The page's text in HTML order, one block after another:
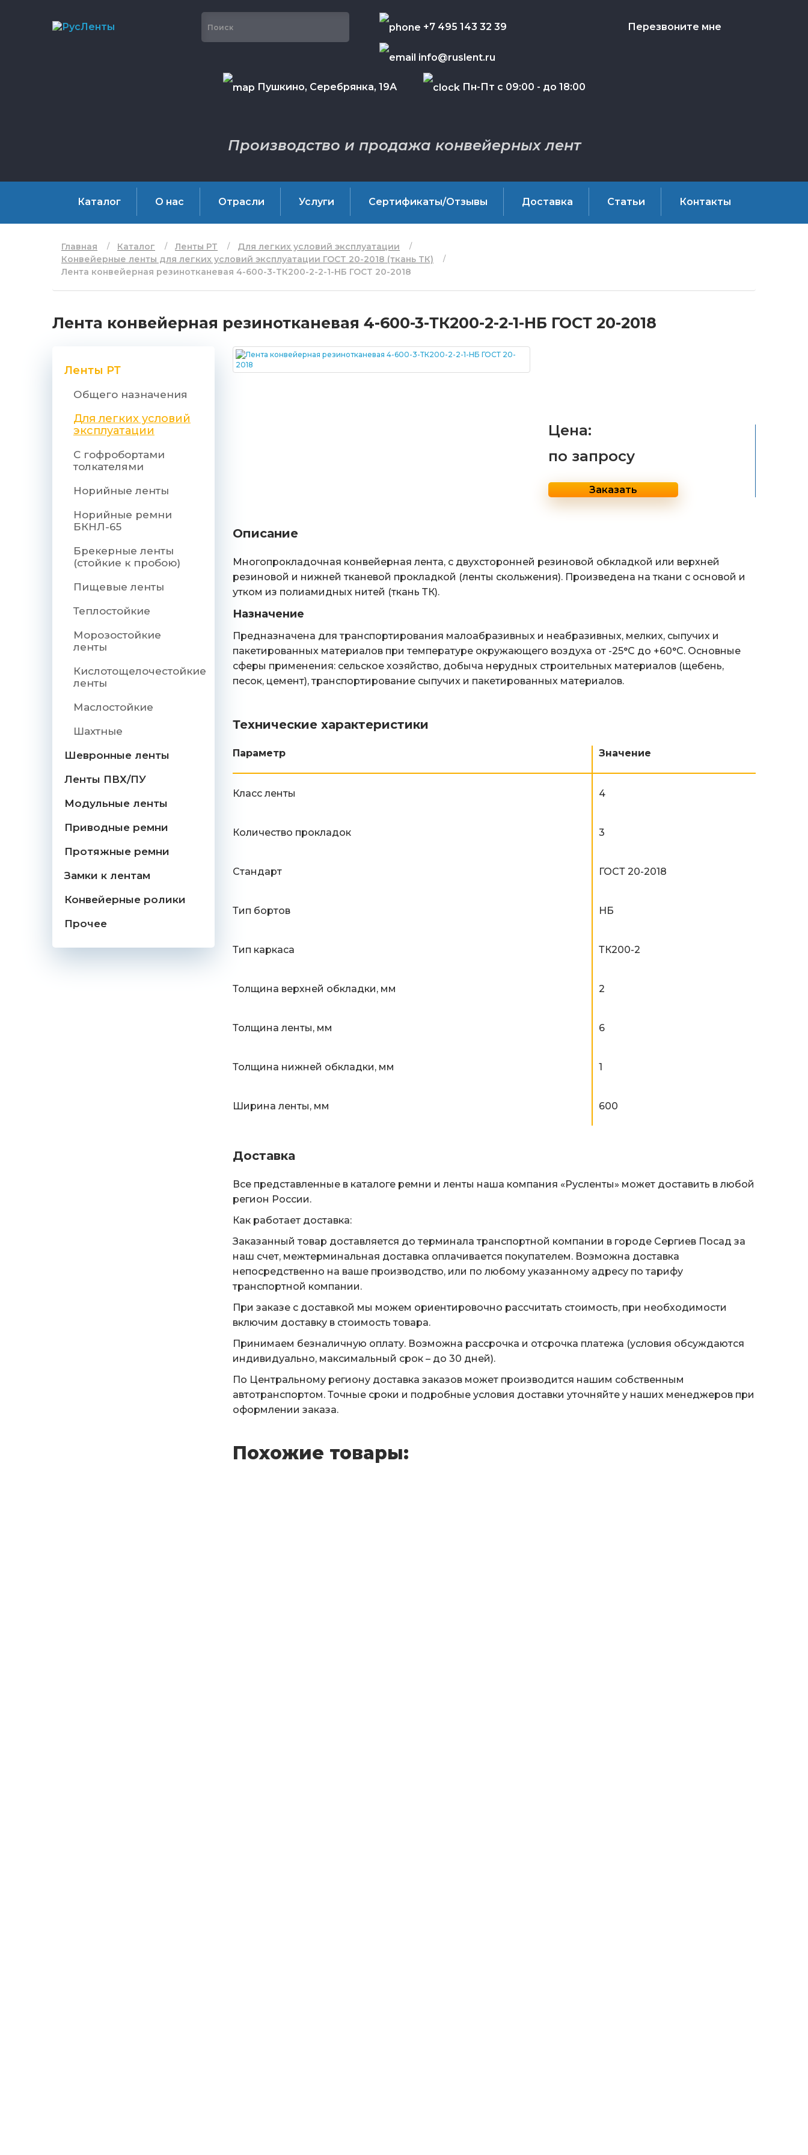
Пушкино, Серебрянка, 19А Пн-Пт с 09:00 - до 18:00
+7 495 143 32 39
info@ruslent.ru
Перезвоните мне
Производство и продажа конвейерных лент
Каталог О нас Отрасли Услуги Сертификаты/Отзывы Доставка Статьи Контакты
Главная Каталог Ленты РТ
Для легких условий эксплуатации
Конвейерные ленты для легких условий эксплуатации ГОСТ 20-2018 (ткань ТК)
Лента конвейерная резинотканевая 4-600-3-ТК200-2-2-1-НБ ГОСТ 20-2018
Лента конвейерная резинотканевая 4-600-3-ТК200-2-2-1-НБ ГОСТ 20-2018
Ленты РТ
Общего назначения
Для легких условий
эксплуатации
С гофробортами
толкателями
Норийные ленты
Норийные ремни
БКНЛ-65
Брекерные ленты
(стойкие к пробою)
Пищевые ленты
Теплостойкие
Морозостойкие
ленты
Кислотощелочестойкие
ленты
Маслостойкие
Шахтные
Шевронные ленты
Ленты ПВХ/ПУ
Модульные ленты
Приводные ремни
Протяжные ремни
Замки к лентам
Конвейерные ролики
Прочее
Цена:
по запросу
Заказать
Описание
Многопрокладочная конвейерная лента, с двухсторонней резиновой обкладкой или верхней
резиновой и нижней тканевой прокладкой (ленты скольжения). Произведена на ткани с основой и
утком из полиамидных нитей (ткань ТК).
Назначение
Предназначена для транспортирования малоабразивных и неабразивных, мелких, сыпучих и
пакетированных материалов при температуре окружающего воздуха от -25°C до +60°C. Основные
сферы применения: сельское хозяйство, добыча нерудных строительных материалов (щебень,
песок, цемент), транспортирование сыпучих и пакетированных материалов.
Технические характеристики
Параметр Значение
Класс ленты 4
Количество прокладок 3
Стандарт ГОСТ 20-2018
Тип бортов НБ
Тип каркаса ТК200-2
Толщина верхней обкладки, мм 2
Толщина ленты, мм 6
Толщина нижней обкладки, мм 1
Ширина ленты, мм 600
Доставка
Все представленные в каталоге ремни и ленты наша компания «Русленты» может доставить в любой
регион России.
Как работает доставка:
Заказанный товар доставляется до терминала транспортной компании в городе Сергиев Посад за
наш счет, межтерминальная доставка оплачивается покупателем. Возможна доставка
непосредственно на ваше производство, или по любому указанному адресу по тарифу
транспортной компании.
При заказе с доставкой мы можем ориентировочно рассчитать стоимость, при необходимости
включим доставку в стоимость товара.
Принимаем безналичную оплату. Возможна рассрочка и отсрочка платежа (условия обсуждаются
индивидуально, максимальный срок – до 30 дней).
По Центральному региону доставка заказов может производится нашим собственным
автотранспортом. Точные сроки и подробные условия доставки уточняйте у наших менеджеров при
оформлении заказа.
Похожие товары: